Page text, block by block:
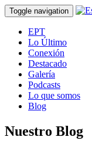
Toggle navigation
EPT
Lo Último
Conexión
Destacado
Galería
Podcasts
Lo que somos
Blog
Nuestro Blog